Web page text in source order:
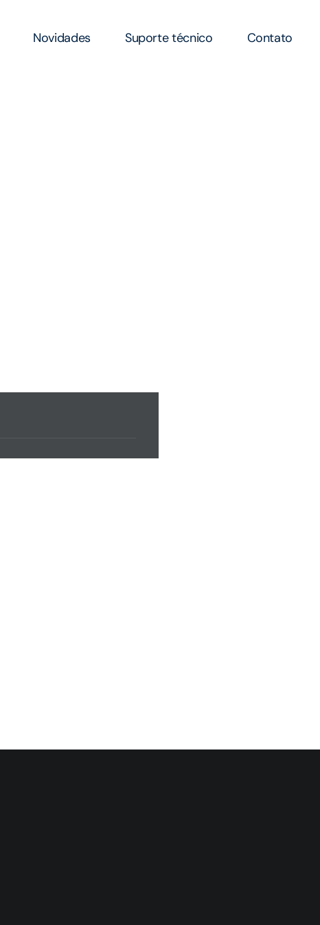
Novidades Suporte técnico Contato